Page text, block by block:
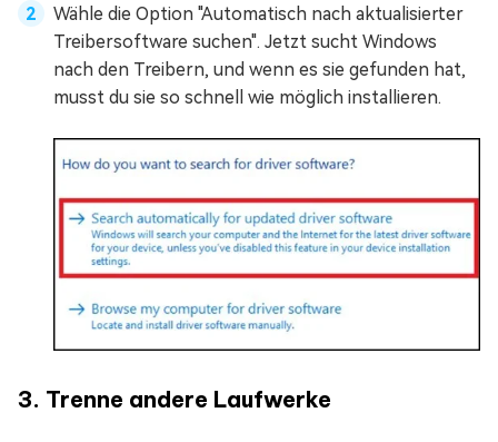
Wähle die Option "Automatisch nach aktualisierter
Treibersoftware suchen". Jetzt sucht Windows
nach den Treibern, und wenn es sie gefunden hat,
musst du sie so schnell wie möglich installieren.
3. Trenne andere Laufwerke